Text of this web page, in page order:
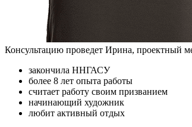
Консультацию проведет Ирина, проектный
закончила ННГАСУ
более 8 лет опыта работы
считает работу своим призванием
начинающий художник
любит активный отдых